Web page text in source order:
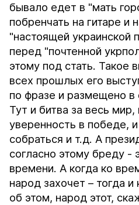
бывало едет в "мать
побренчать на гитаре и
"настоящей украинской
перед "почтенной
этому под стать. Такое
всех прошлых его
по фразе и размещено в
Тут и битва за весь
уверенность в победе,
собраться и т.д. А
согласно этому бреду -
времени. А когда ко
народ захочет – тогда
об этом, народ этот,